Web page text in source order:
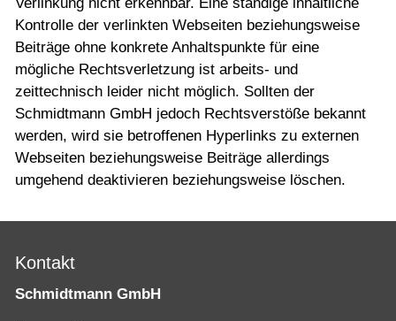
Kontrolle der verlinkten Webseiten beziehungsweise
Beiträge ohne konkrete Anhaltspunkte für eine
mögliche Rechtsverletzung ist arbeits- und
zeittechnisch leider nicht möglich. Sollten der
Schmidtmann GmbH jedoch Rechtsverstöße bekannt
werden, wird sie betroffenen Hyperlinks zu externen
Webseiten beziehungsweise Beiträge allerdings
umgehend deaktivieren beziehungsweise löschen.
Kontakt
Schmidtmann GmbH